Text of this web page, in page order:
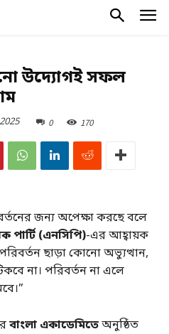
উদ্যোগই সফল
0 170
জন্য অপেক্ষা করছে বলে
পার্টি (এনসিপি)-এর আহ্বায়ক
ছাড়া কোনো অভ্যুত্থান,
না। পরিবর্তন না এলে
বাংলা একাডেমিতেঅনুষ্ঠিত